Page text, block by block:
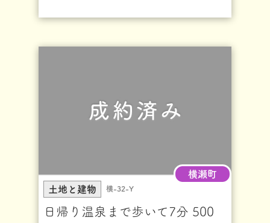
横瀬町
土地と建物
横-32-Y
日帰り温泉まで歩いて7分 500